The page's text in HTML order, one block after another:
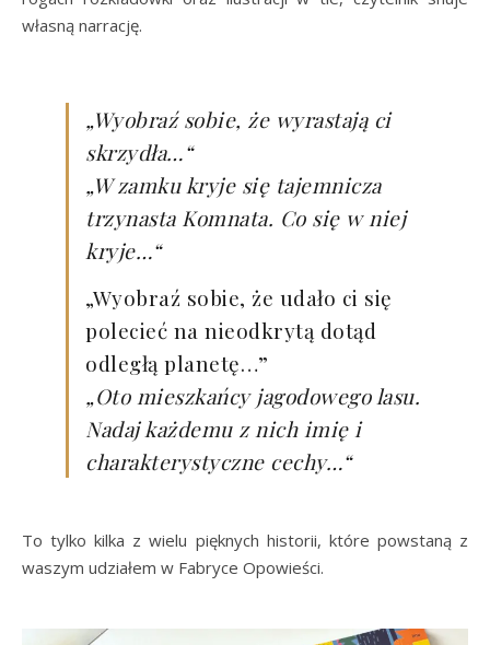
własną narrację.
„Wyobraź sobie, że wyrastają ci
skrzydła…“
„W zamku kryje się tajemnicza
trzynasta Komnata. Co się w niej
kryje…“
„Wyobraź sobie, że udało ci się
polecieć na nieodkrytą dotąd
odległą planetę…”
„Oto mieszkańcy jagodowego lasu.
Nadaj każdemu z nich imię i
charakterystyczne cechy…“
To tylko kilka z wielu pięknych historii, które powstaną z
waszym udziałem w Fabryce Opowieści.